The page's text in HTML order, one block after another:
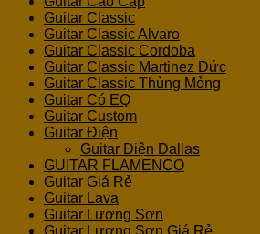
Guitar Classic
Guitar Classic Alvaro
Guitar Classic Cordoba
Guitar Classic Martinez Đức
Guitar Classic Thùng Mỏng
Guitar Có EQ
Guitar Custom
Guitar Điện
Guitar Điện Dallas
GUITAR FLAMENCO
Guitar Giá Rẻ
Guitar Lava
Guitar Lương Sơn
Guitar Lương Sơn Giá Rẻ